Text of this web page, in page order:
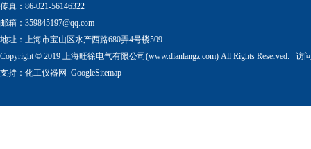
传真：86-021-56146322
邮箱： 359845197@qq.com
地址：上海市宝山区水产西路680弄4号楼509
Copyright © 2019 上海旺徐电气有限公司(www.dianlangz.com) All Rights Reserved. 访
支持： 化工仪器网 GoogleSitemap